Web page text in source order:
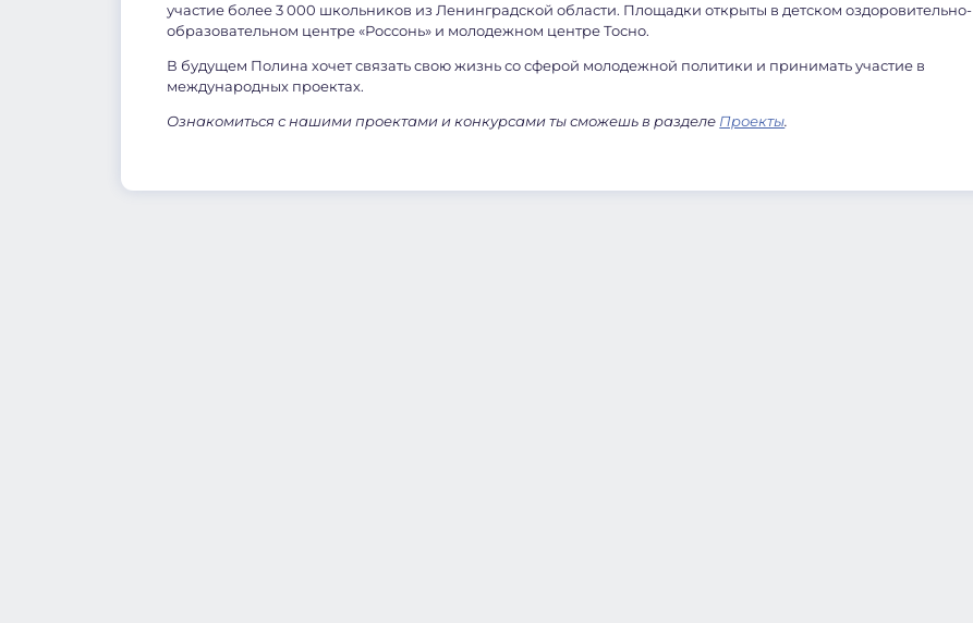
участие более 3 000 школьников из Ленинградской области. Площадки открыты в детском оздоровительно-
образовательном центре «Россонь» и молодежном центре Тосно.
В будущем Полина хочет связать свою жизнь со сферой молодежной политики и принимать участие в
международных проектах.
Ознакомиться с нашими проектами и конкурсами ты сможешь в разделе Проекты.